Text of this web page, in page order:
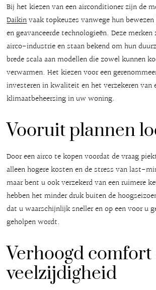
Bij het kiezen van een airconditioner zijn de
Daikinvaak topkeuzes vanwege hun
en geavanceerde technologieën. Deze
airco-industrie en staan bekend om hun
brede scala aan modellen die zowel kunnen
verwarmen. Het kiezen voor een
investeren in kwaliteit en het verzekeren van
klimaatbeheersing in uw woning.
Vooruit plannen
Door een airco te kopen voordat de vraag
alleen hogere kosten en de stress van last-
maar bent u ook verzekerd van een ruimere
hebben het minder druk buiten de
dat u waarschijnlijk sneller en op een voor u
geholpen wordt.
Verhoogd comfort
veelzijdigheid